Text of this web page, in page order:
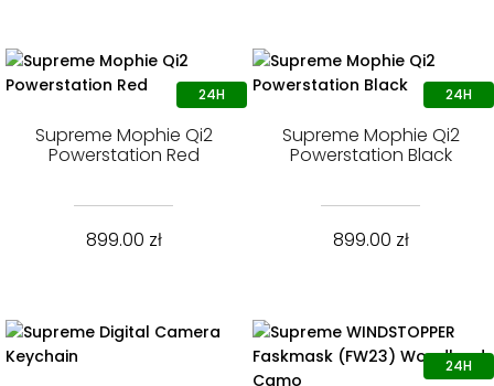
Supreme Mophie Qi2
Powerstation Red
899.00 zł
Supreme Mophie Qi2
Powerstation Black
899.00 zł